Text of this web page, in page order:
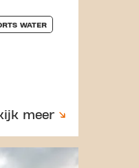
WATER
meer